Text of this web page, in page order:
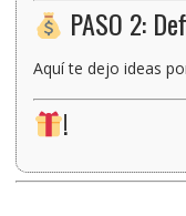
PASO 2:
Aquí te dejo ideas
!